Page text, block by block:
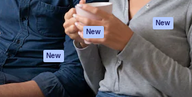
Conteúdo de stock
MCP para
Claude/ChatGPT
New
Agentes New
API
App móvel
privacidade
Originais New
Política de
Central de
confiabilidade
Afiliados